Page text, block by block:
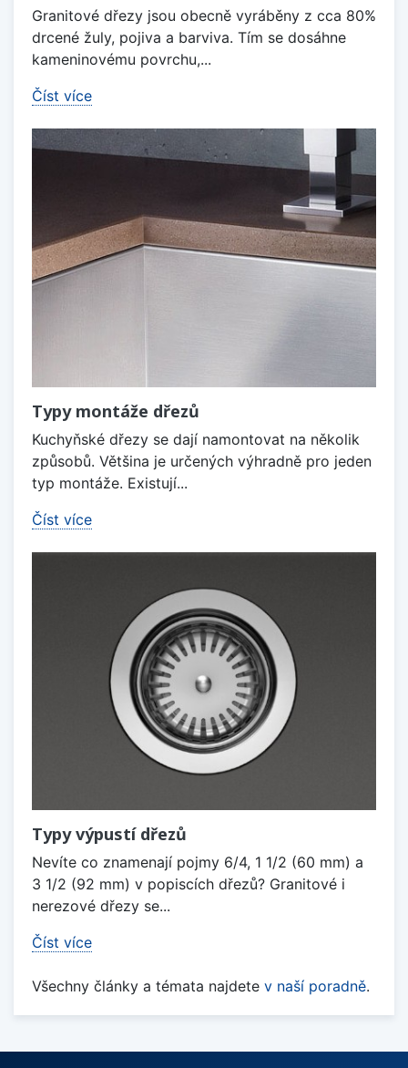
Granitové dřezy jsou obecně vyráběny z cca 80%
drcené žuly, pojiva a barviva. Tím se dosáhne
kameninovému povrchu,...
Číst více
Typy montáže dřezů
Kuchyňské dřezy se dají namontovat na několik
způsobů. Většina je určených výhradně pro jeden
typ montáže. Existují...
Číst více
Typy výpustí dřezů
Nevíte co znamenají pojmy 6/4, 1 1/2 (60 mm) a
3 1/2 (92 mm) v popiscích dřezů? Granitové i
nerezové dřezy se...
Číst více
Všechny články a témata najdete v naší poradně.